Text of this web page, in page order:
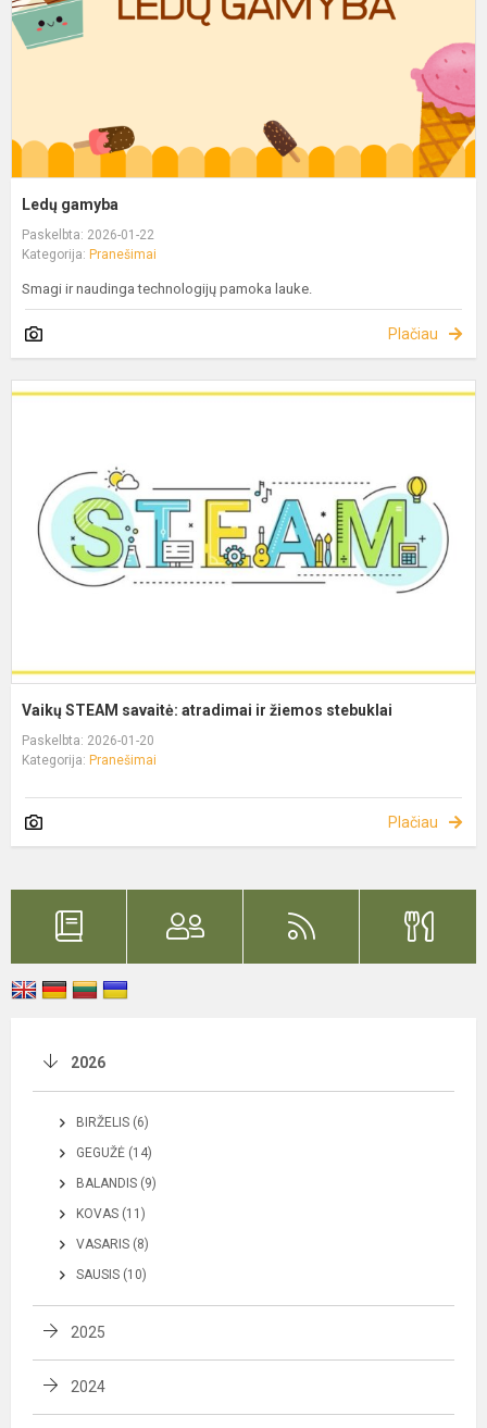
Ledų gamyba
Paskelbta: 2026-01-22
Kategorija: Pranešimai
Smagi ir naudinga technologijų pamoka lauke.
Plačiau
Vaikų STEAM savaitė: atradimai ir žiemos stebuklai
Paskelbta: 2026-01-20
Kategorija: Pranešimai
Plačiau
2026
BIRŽELIS (6)
GEGUŽĖ (14)
BALANDIS (9)
KOVAS (11)
VASARIS (8)
SAUSIS (10)
2025
2024